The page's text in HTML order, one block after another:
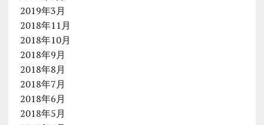
2019年3月
2018年11月
2018年10月
2018年9月
2018年8月
2018年7月
2018年6月
2018年5月